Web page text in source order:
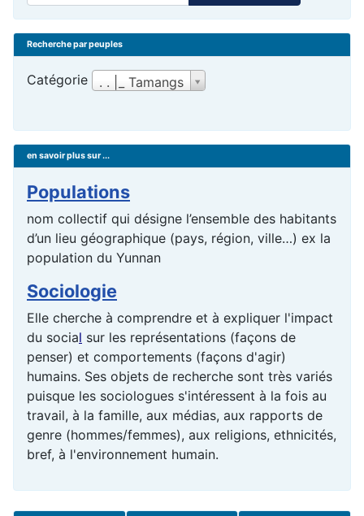
Recherche par peuples
Catégorie . . |_ Tamangs
en savoir plus sur ...
Populations
nom collectif qui désigne l’ensemble des habitants
d’un lieu géographique (pays, région, ville…) ex la
population du Yunnan
Sociologie
Elle cherche à comprendre et à expliquer l'impact
du social sur les représentations (façons de
penser) et comportements (façons d'agir)
humains. Ses objets de recherche sont très variés
puisque les sociologues s'intéressent à la fois au
travail, à la famille, aux médias, aux rapports de
genre (hommes/femmes), aux religions, ethnicités,
bref, à l'environnement humain.